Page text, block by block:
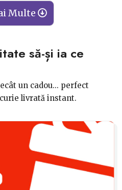
Multe
să-și ia ce
un cadou... perfect
livrată instant.